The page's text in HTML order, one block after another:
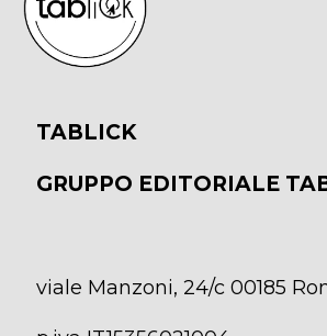
TABLICK
GRUPPO EDITORIALE
viale Manzoni, 24/c 00185